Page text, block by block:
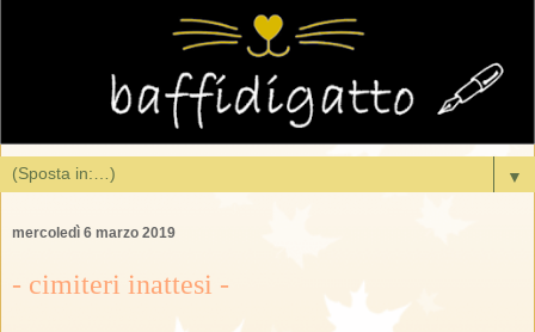
▼
mercoledì 6 marzo 2019
- cimiteri inattesi -